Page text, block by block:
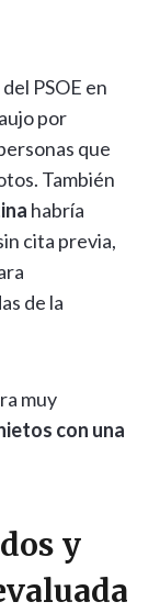
PSOE en
por
que
También
habría
cita previa,
de la
muy
con una
y